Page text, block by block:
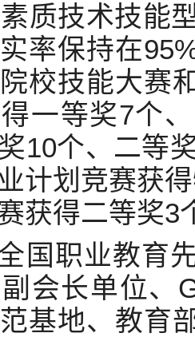
质技术技能
率保持在
校技能大赛
一等奖7个
10个、二等
计划竞赛获
获得二等奖3
国职业教育
会长单位、
基地、教育